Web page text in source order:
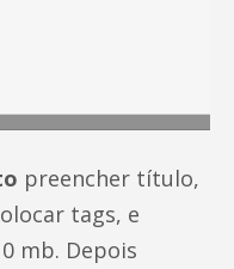
preencher título,
tags, e
mb. Depois